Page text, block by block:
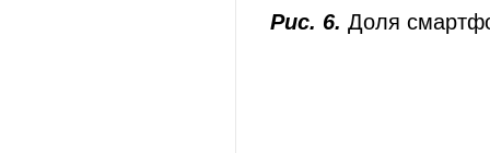
Рис. 6. Доля